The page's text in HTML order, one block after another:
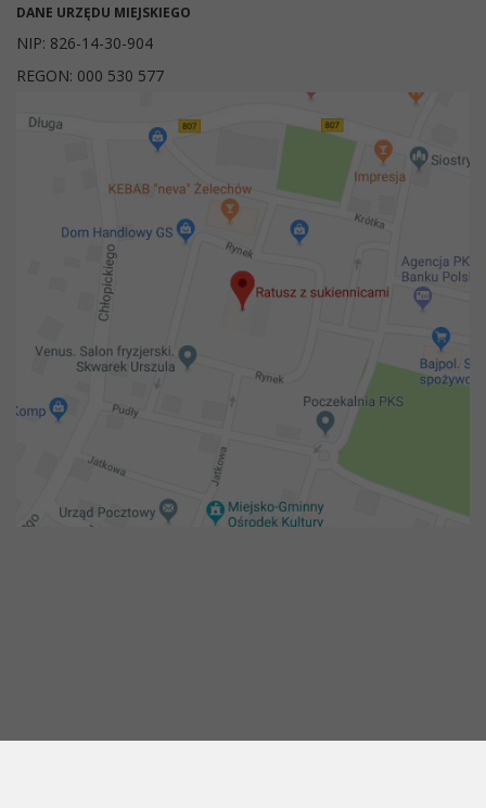
DANE URZĘDU MIEJSKIEGO
NIP: 826-14-30-904
REGON: 000 530 577